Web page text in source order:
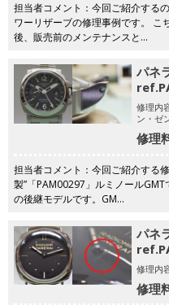
担当者コメント：今回ご紹介する
ワーリザーブの修理事例です。 こ
後、販売前のメンテナンスと…
パネ
修理内
ン・ゼ
修理
担当者コメント：今回ご紹介する
製”「PAM00297」ルミノール
の後継モデルです。GM…
パネ
修理内
修理